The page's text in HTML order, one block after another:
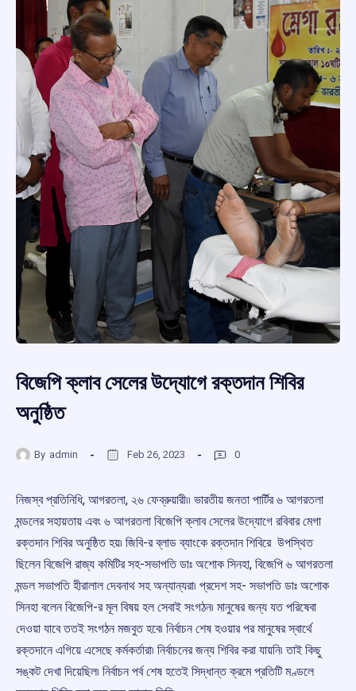
বিজেপি ক্লাব সেলের উদ্যোগে রক্তদান শিবির
অনুষ্ঠিত
By admin Feb 26, 2023 0
নিজস্ব প্রতিনিধি, আগরতলা, ২৬ ফেব্রুয়ারী৷৷ ভারতীয় জনতা পার্টির ৬ আগরতলা
মন্ডলের সহায়তায় এবং ৬ আগরতলা বিজেপি ক্লাব সেলের উদ্যোগে রবিবার মেগা
রক্তদান শিবির অনুষ্ঠিত হয়৷ জিবি-র ব্লাড ব্যাংকে রক্তদান শিবিরে উপস্থিত
ছিলেন বিজেপি রাজ্য কমিটির সহ-সভাপতি ডাঃ অশোক সিনহা, বিজেপি ৬ আগরতলা
মন্ডল সভাপতি হীরালাল দেবনাথ সহ অন্যান্যরা৷ প্রদেশ সহ- সভাপতি ডাঃ অশোক
সিনহা বলেন বিজেপি-র মূল বিষয় হল সেবাই সংগঠন৷ মানুষের জন্য যত পরিষেবা
দেওয়া যাবে ততই সংগঠন মজবুত হবে৷ নির্বাচন শেষ হওয়ার পর মানুষের স্বার্থে
রক্তদানে এগিয়ে এসেছে কর্মকর্তারা৷ নির্বাচনের জন্য শিবির করা যায়নি৷ তাই কিছু
সঙ্কট দেখা দিয়েছিল৷ নির্বাচন পর্ব শেষ হতেই সিদ্ধান্ত ক্রমে প্রতিটি মণ্ডলে